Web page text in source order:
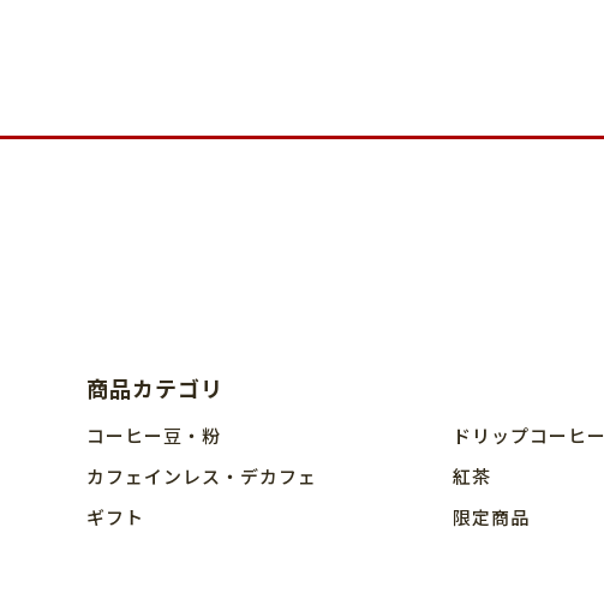
商品カテゴリ
コーヒー豆・粉 ドリップコーヒー
カフェインレス・デカフェ
紅茶
ギフト
限定商品